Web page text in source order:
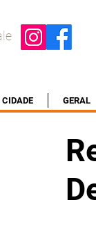
CIDADE GERAL